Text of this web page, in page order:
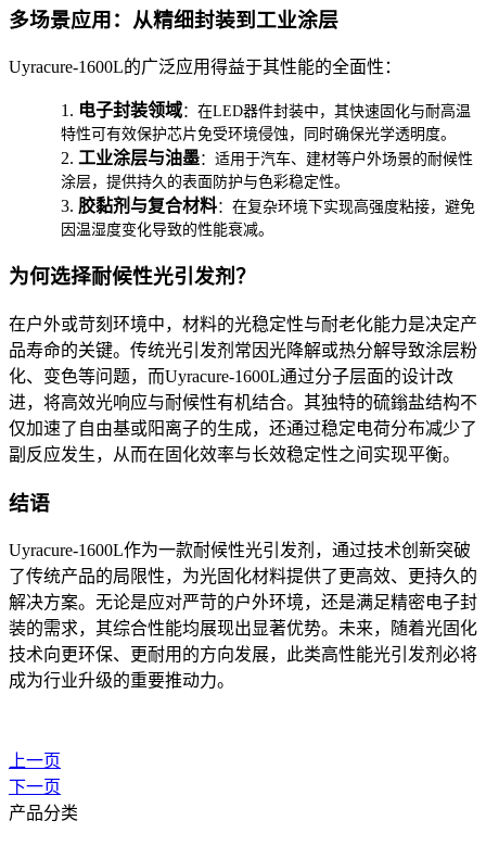
多场景应用：从精细封装到工业涂层
Uyracure-1600L的广泛应用得益于其性能的全面性：
1. 电子封装领域：在LED器件封装中，其快速固化与耐高温
特性可有效保护芯片免受环境侵蚀，同时确保光学透明度。
2. 工业涂层与油墨：适用于汽车、建材等户外场景的耐候性
涂层，提供持久的表面防护与色彩稳定性。
3. 胶黏剂与复合材料：在复杂环境下实现高强度粘接，避免
因温湿度变化导致的性能衰减。
为何选择耐候性光引发剂？
在户外或苛刻环境中，材料的光稳定性与耐老化能力是决定产
品寿命的关键。传统光引发剂常因光降解或热分解导致涂层粉
化、变色等问题，而Uyracure-1600L通过分子层面的设计改
进，将高效光响应与耐候性有机结合。其独特的硫鎓盐结构不
仅加速了自由基或阳离子的生成，还通过稳定电荷分布减少了
副反应发生，从而在固化效率与长效稳定性之间实现平衡。
结语
Uyracure-1600L作为一款耐候性光引发剂，通过技术创新突破
了传统产品的局限性，为光固化材料提供了更高效、更持久的
解决方案。无论是应对严苛的户外环境，还是满足精密电子封
装的需求，其综合性能均展现出显著优势。未来，随着光固化
技术向更环保、更耐用的方向发展，此类高性能光引发剂必将
成为行业升级的重要推动力。
上一页
下一页
产品分类